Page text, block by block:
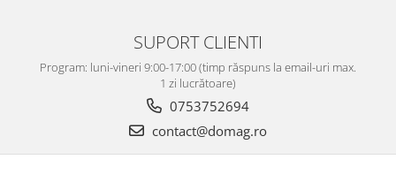
SUPORT CLIENTI
Program: luni-vineri 9:00-17:00 (timp răspuns la email-uri max.
1 zi lucrătoare)
0753752694
contact@domag.ro